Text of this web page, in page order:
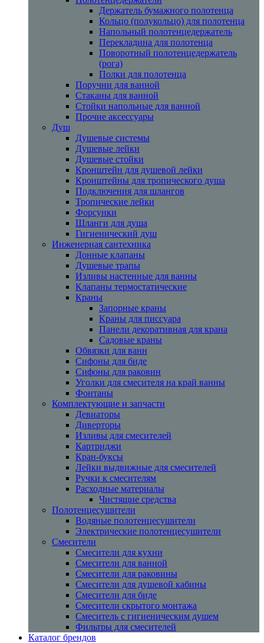
Держатель бумажного полотенца
Кольцо (полукольцо) для полотенца
Напольный полотенцедержатель
Перекладина для полотенца
Поворотный полотенцедержатель
(рога)
Полки для полотенца
Поручни для ванной
Стаканы для ванной
Стойки напольные для ванной
Прочие аксессуары
Душ
Душевые системы
Душевые лейки
Душевые стойки
Кронштейн для душевой лейки
Кронштейны для тропического душа
Подключения для шлангов
Тропические лейки
Форсунки
Шланги для душа
Гигиенический душ
Инженерная сантехника
Донные клапаны
Душевые трапы
Изливы настенные для ванны
Клапаны термостатические
Краны
Запорные краны
Краны для писсуара
Панели декоративная для крана
Садовые краны
Обвязки для ванн
Сифоны для биде
Сифоны для раковин
Уголки для смесителя на край ванны
Фонтаны
Комплектующие и запчасти
Девиаторы
Диверторы
Изливы для смесителей
Картриджи
Кран-буксы
Лейки выдвижные для смесителей
Ручки к смесителям
Расходные материалы
Чистящие средства
Полотенцесушители
Водяные полотенцесушители
Электрические полотенцесушители
Смесители
Смесители для кухни
Смесители для ванной
Смесители для раковины
Смесители для душевой кабины
Смесители для биде
Смесители скрытого монтажа
Смеситель с гигиеническим душем
Фильтры для смесителей
Каталог брендов